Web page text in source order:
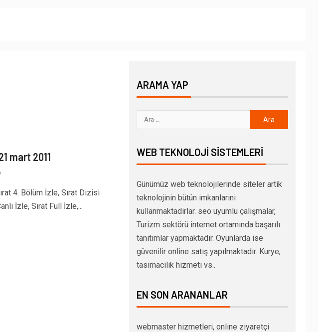
mart 2011
4. Bölüm İzle, Sırat Dizisi
İzle, Sırat Full İzle,...
ARAMA YAP
WEB TEKNOLOJI SISTEMLERI
Günümüz web teknolojilerinde siteler artik
teknolojinin bütün imkanlarini
kullanmaktadirlar. seo uyumlu çalışmalar,
Turizm sektörü internet ortamında başarılı
tanıtımlar yapmaktadır. Oyunlarda ise
güvenilir online satış yapılmaktadır. Kurye,
tasimacilik hizmeti vs..
EN SON ARANANLAR
webmaster hizmetleri, online ziyaretçi